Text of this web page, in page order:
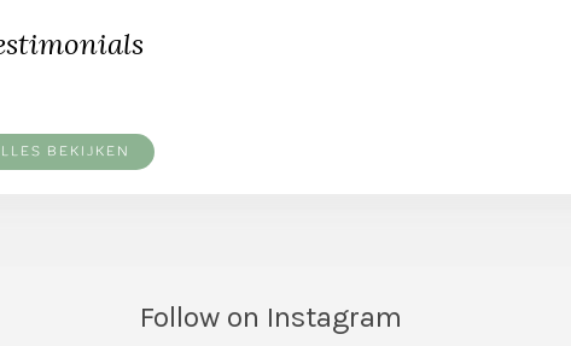
BEKIJKEN
Follow on Instagram